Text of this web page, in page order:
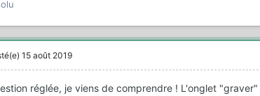
15 août 2019
réglée, je viens de comprendre ! L'onglet